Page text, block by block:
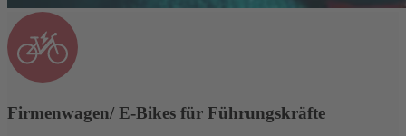
Firmenwagen/ E-Bikes für Führungskräfte